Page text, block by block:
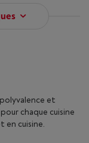
et
chaque cuisine
en cuisine.